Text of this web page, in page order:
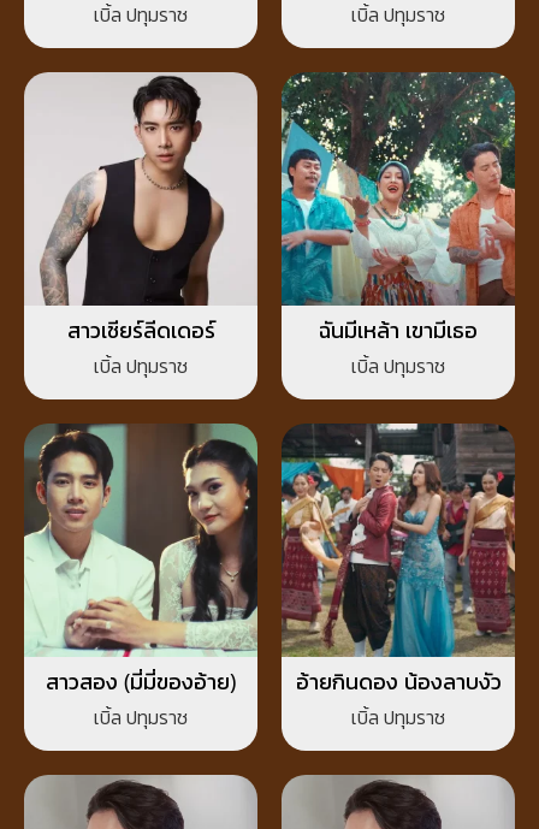
เบิ้ล ปทุมราช เบิ้ล ปทุมราช
สาวเชียร์ลีดเดอร์
เบิ้ล ปทุมราช
ฉันมีเหล้า เขามีเธอ
เบิ้ล ปทุมราช
สาวสอง (มี่มี่ของอ้าย)
เบิ้ล ปทุมราช
อ้ายกินดอง น้องลาบงัว
เบิ้ล ปทุมราช